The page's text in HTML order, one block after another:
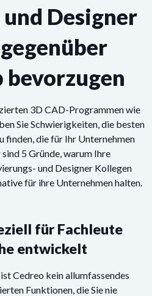
Designer
bevorzugen
3D CAD-Programmen wie
Sie Schwierigkeiten, die besten
finden, die für Ihr Unternehmen
5 Gründe, warum Ihre
und Designer Kollegen
für ihre Unternehmen halten.
für Fachleute
entwickelt
Cedreo kein allumfassendes
Funktionen, die Sie nie